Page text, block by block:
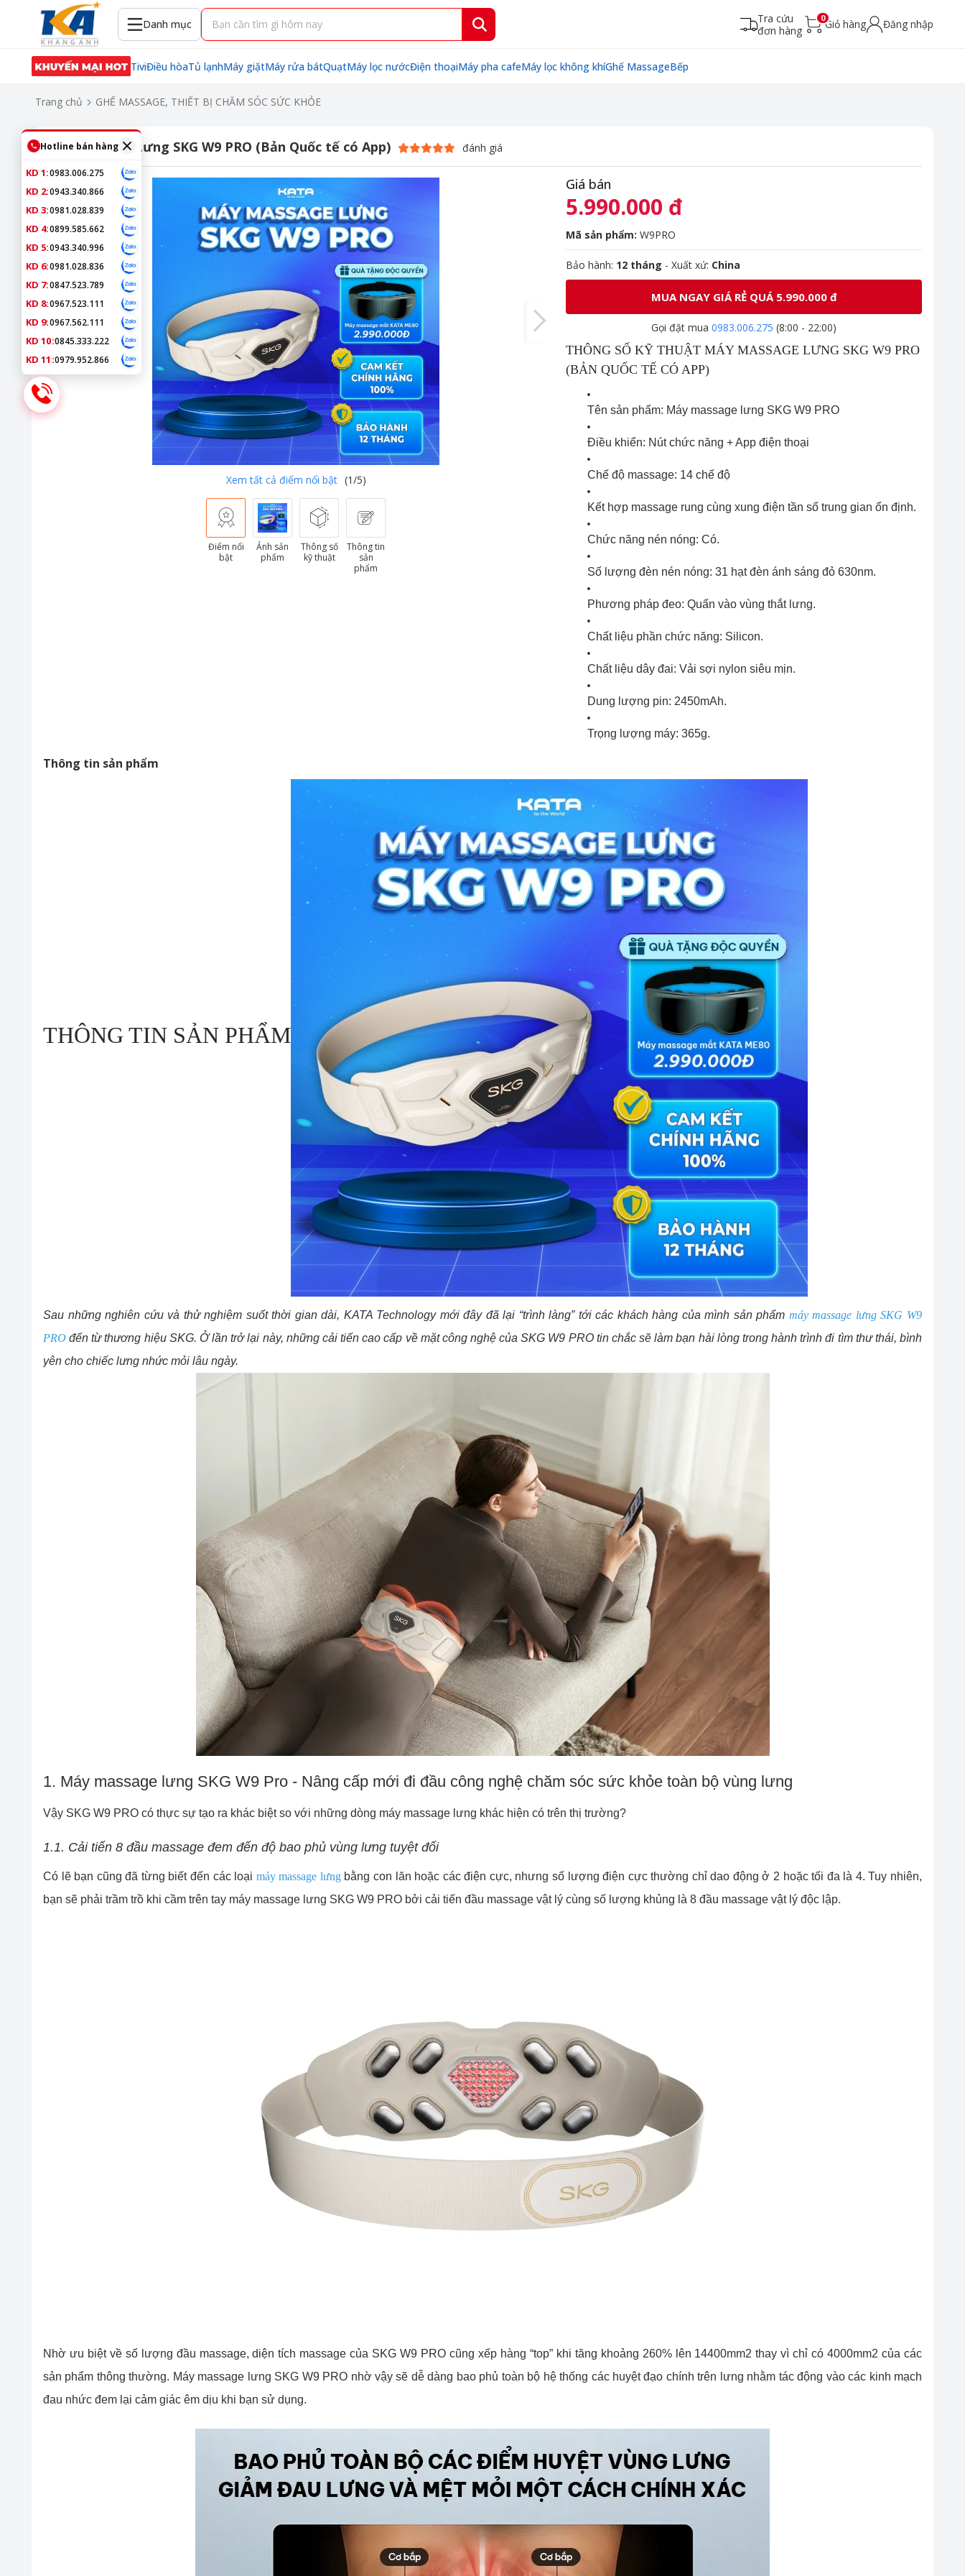
Danh mục
Tra cứu
đơn hàng
0Giỏ hàng Đăng nhập
TiviĐiều hòaTủ lạnhMáy giặtMáy rửa bátQuạtMáy lọc nướcĐiện thoạiMáy pha cafeMáy lọc không khíGhế MassageBếp
Trang chủ GHẾ MASSAGE, THIẾT BỊ CHĂM SÓC SỨC KHỎE
Máy Massage Lưng SKG W9 PRO (Bản Quốc tế có App) đánh giá
Xem tất cả điểm nổi bật (1/5)
Điểm nổi
bật
Ảnh sản
phẩm
Thông số
kỹ thuật
Thông tin
sản
phẩm
Giá bán
5.990.000 đ
Mã sản phẩm: W9PRO
Bảo hành: 12 tháng - Xuất xứ: China
MUA NGAY GIÁ RẺ QUÁ 5.990.000 đ
Gọi đặt mua 0983.006.275 (8:00 - 22:00)
THÔNG SỐ KỸ THUẬT MÁY MASSAGE LƯNG SKG W9 PRO
(BẢN QUỐC TẾ CÓ APP)
Tên sản phẩm: Máy massage lưng SKG W9 PRO
Điều khiển: Nút chức năng + App điện thoại
Chế độ massage: 14 chế độ
Kết hợp massage rung cùng xung điện tần số trung gian ổn định.
Chức năng nén nóng: Có.
Số lượng đèn nén nóng: 31 hạt đèn ánh sáng đỏ 630nm.
Phương pháp đeo: Quấn vào vùng thắt lưng.
Chất liệu phần chức năng: Silicon.
Chất liệu dây đai: Vải sợi nylon siêu mịn.
Dung lượng pin: 2450mAh.
Trọng lượng máy: 365g.
Thông tin sản phẩm
THÔNG TIN SẢN PHẨM
Sau những nghiên cứu và thử nghiệm suốt thời gian dài, KATA Technology mới đây đã lại “trình làng” tới các khách hàng của mình sản phẩm máy massage lưng SKG W9
PRO đến từ thương hiệu SKG. Ở lần trở lại này, những cải tiến cao cấp về mặt công nghệ của SKG W9 PRO tin chắc sẽ làm bạn hài lòng trong hành trình đi tìm thư thái, bình
yên cho chiếc lưng nhức mỏi lâu ngày.
1. Máy massage lưng SKG W9 Pro - Nâng cấp mới đi đầu công nghệ chăm sóc sức khỏe toàn bộ vùng lưng
Vậy SKG W9 PRO có thực sự tạo ra khác biệt so với những dòng máy massage lưng khác hiện có trên thị trường?
1.1. Cải tiến 8 đầu massage đem đến độ bao phủ vùng lưng tuyệt đối
Có lẽ bạn cũng đã từng biết đến các loại máy massage lưngbằng con lăn hoặc các điện cực, nhưng số lượng điện cực thường chỉ dao động ở 2 hoặc tối đa là 4. Tuy nhiên,
bạn sẽ phải trầm trồ khi cầm trên tay máy massage lưng SKG W9 PRO bởi cải tiến đầu massage vật lý cùng số lượng khủng là 8 đầu massage vật lý độc lập.
Nhờ ưu biệt về số lượng đầu massage, diện tích massage của SKG W9 PRO cũng xếp hàng “top” khi tăng khoảng 260% lên 14400mm2 thay vì chỉ có 4000mm2 của các
sản phẩm thông thường. Máy massage lưng SKG W9 PRO nhờ vậy sẽ dễ dàng bao phủ toàn bộ hệ thống các huyệt đạo chính trên lưng nhằm tác động vào các kinh mạch
đau nhức đem lại cảm giác êm dịu khi bạn sử dụng.
Hotline bán hàng
KD 1:0983.006.275
KD 2:0943.340.866
KD 3:0981.028.839
KD 4:0899.585.662
KD 5:0943.340.996
KD 6:0981.028.836
KD 7:0847.523.789
KD 8:0967.523.111
KD 9:0967.562.111
KD 10:0845.333.222
KD 11:0979.952.866